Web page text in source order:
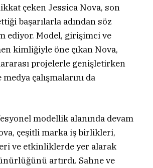
çeken Jessica Nova, son
başarılarla adından söz
ediyor. Model, girişimci ve
kimliğiyle öne çıkan Nova,
projelerle genişletirken
çalışmalarını da
modellik alanında devam
çeşitli marka iş birlikleri,
ve etkinliklerde yer alarak
artırdı. Sahne ve